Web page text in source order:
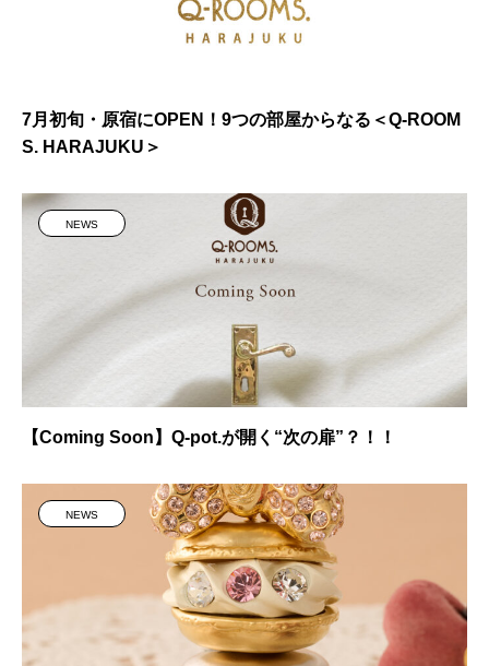
7月初旬・原宿にOPEN！9つの部屋からなる＜Q-ROOM
S. HARAJUKU＞
NEWS
【Coming Soon】Q-pot.が開く“次の扉”？！！
NEWS